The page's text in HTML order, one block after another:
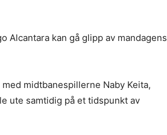
Alcantara kan gå glipp av mandagens
midtbanespillerne Naby Keita,
ute samtidig på et tidspunkt av